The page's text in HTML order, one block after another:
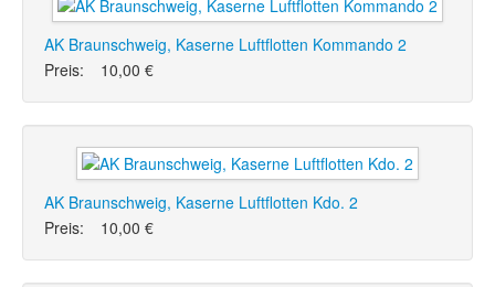
AK Braunschweig, Kaserne Luftflotten Kommando 2
Preis:
10,00 €
AK Braunschweig, Kaserne Luftflotten Kdo. 2
Preis:
10,00 €